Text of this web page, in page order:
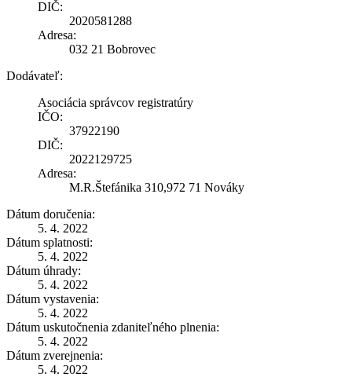
DIČ:
2020581288
Adresa:
032 21 Bobrovec
Dodávateľ:
Asociácia správcov registratúry
IČO:
37922190
DIČ:
2022129725
Adresa:
M.R.Štefánika 310,972 71 Nováky
Dátum doručenia:
5. 4. 2022
Dátum splatnosti:
5. 4. 2022
Dátum úhrady:
5. 4. 2022
Dátum vystavenia:
5. 4. 2022
Dátum uskutočnenia zdaniteľného plnenia:
5. 4. 2022
Dátum zverejnenia:
5. 4. 2022